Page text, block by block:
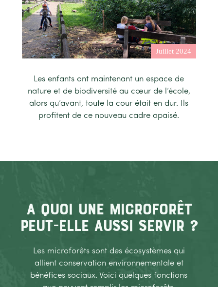
Les enfants ont maintenant un espace de
nature et de biodiversité au cœur de l’école,
alors qu’avant, toute la cour était en dur. Ils
profitent de ce nouveau cadre apaisé.
A quoi une microforêt
peut-elle aussi servir ?
Les microforêts sont des écosystèmes qui
allient conservation environnementale et
bénéfices sociaux. Voici quelques fonctions